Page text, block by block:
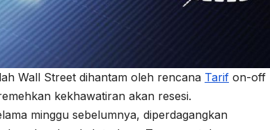
Wall Street dihantam oleh rencana Tarif on-off
kekhawatiran akan resesi.
minggu sebelumnya, diperdagangkan